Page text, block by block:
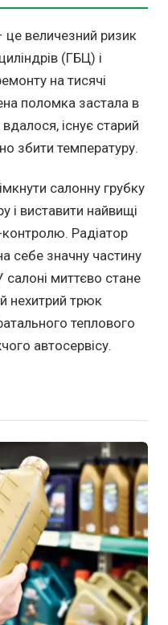
це величезний ризик
(ГБЦ) і
на тисячі
поломка застала в
існує старий
збити температуру.
салонну грубку
і виставити найвищі
контролю. Радіатор
себе значну частину
салоні миттєво стане
нехитрий трюк
теплового
автосервісу.